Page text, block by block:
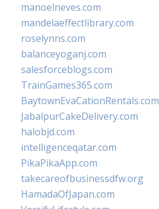
manoelneves.com
mandelaeffectlibrary.com
roselynns.com
balanceyoganj.com
salesforceblogs.com
TrainGames365.com
BaytownEvaCationRentals.com
JabalpurCakeDelivery.com
halobjd.com
intelligenceqatar.com
PikaPikaApp.com
takecareofbusinessdfw.org
HamadaOfJapan.com